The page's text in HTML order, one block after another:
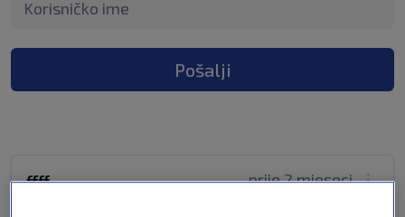
Pošalji
prije 2 mjeseci
ffff